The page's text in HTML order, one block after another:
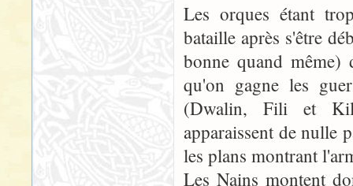
Les orques étant
bataille après s'être
bonne quand même)
qu'on gagne les
(Dwalin, Fili et
apparaissent de nulle
les plans montrant
Les Nains montent